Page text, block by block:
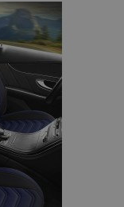
Lista
de
Deseos